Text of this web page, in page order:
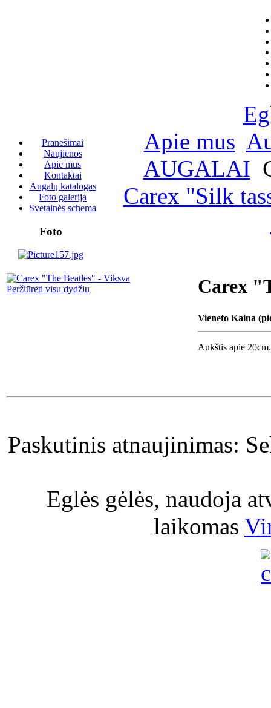
Pranešimai
Naujienos
Apie mus
Kontaktai
Augalų katalogas
Foto galerija
Svetainės schema
Foto
Apie mus
AUGALAI
Carex "Silk
Peržiūrėti visu dydžiu Carex
Vieneto Kaina
Aukštis apie 20cm.
Paskutinis atnaujinimas:
Eglės gėlės, naudoja
laikomas